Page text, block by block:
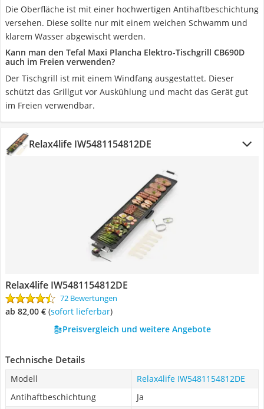
Die Oberfläche ist mit einer hochwertigen Antihaftbeschichtung
versehen. Diese sollte nur mit einem weichen Schwamm und
klarem Wasser abgewischt werden.
Kann man den Tefal Maxi Plancha Elektro-Tischgrill CB690D
auch im Freien verwenden?
Der Tischgrill ist mit einem Windfang ausgestattet. Dieser
schützt das Grillgut vor Auskühlung und macht das Gerät gut
im Freien verwendbar.
Relax4life IW5481154812DE
Relax4life IW5481154812DE
72 Bewertungen
ab 82,00 € ( Sofort lieferbar)
Preisvergleich und weitere Angebote
Technische Details
Modell
Relax4life IW5481154812DE
Antihaftbeschichtung
Ja